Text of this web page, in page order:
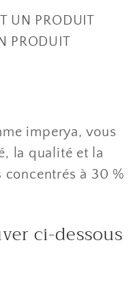
UN PRODUIT
PRODUIT
imperya, vous
la qualité et la
concentrés à 30 %
ci-dessous